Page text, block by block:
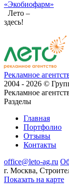
«Экобиофарм»
Лето –
здесь!
Рекламное
2004 - 2026 ©
Рекламное
Разделы
Главная
Портфолио
Отзывы
Контакты
office@leto-ag.ru
г. Москва,
Показать на карте